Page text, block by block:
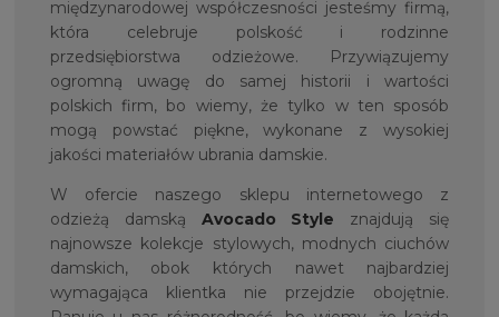
międzynarodowej współczesności jesteśmy firmą,
która celebruje polskość i rodzinne
przedsiębiorstwa odzieżowe. Przywiązujemy
ogromną uwagę do samej historii i wartości
polskich firm, bo wiemy, że tylko w ten sposób
mogą powstać piękne, wykonane z wysokiej
jakości materiałów ubrania damskie.
W ofercie naszego sklepu internetowego z
odzieżą damską Avocado Style znajdują się
najnowsze kolekcje stylowych, modnych ciuchów
damskich, obok których nawet najbardziej
wymagająca klientka nie przejdzie obojętnie.